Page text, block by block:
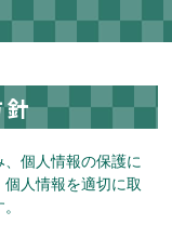
針
個人情報の保護に
人情報を適切に取